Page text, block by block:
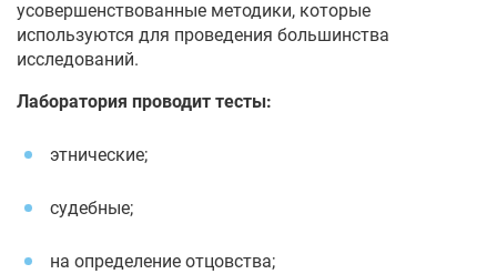
усовершенствованные методики, которые
используются для проведения большинства
исследований.
Лаборатория проводит тесты:
этнические;
судебные;
на определение отцовства;